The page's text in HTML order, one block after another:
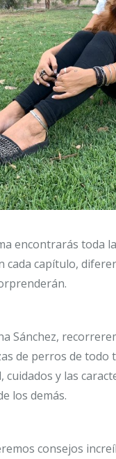
encontrarás toda
cada capítulo,
Sánchez,
de perros de todo
cuidados y las
los demás.
consejos